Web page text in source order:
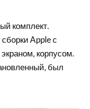
комплект.
Apple с
корпусом.
был